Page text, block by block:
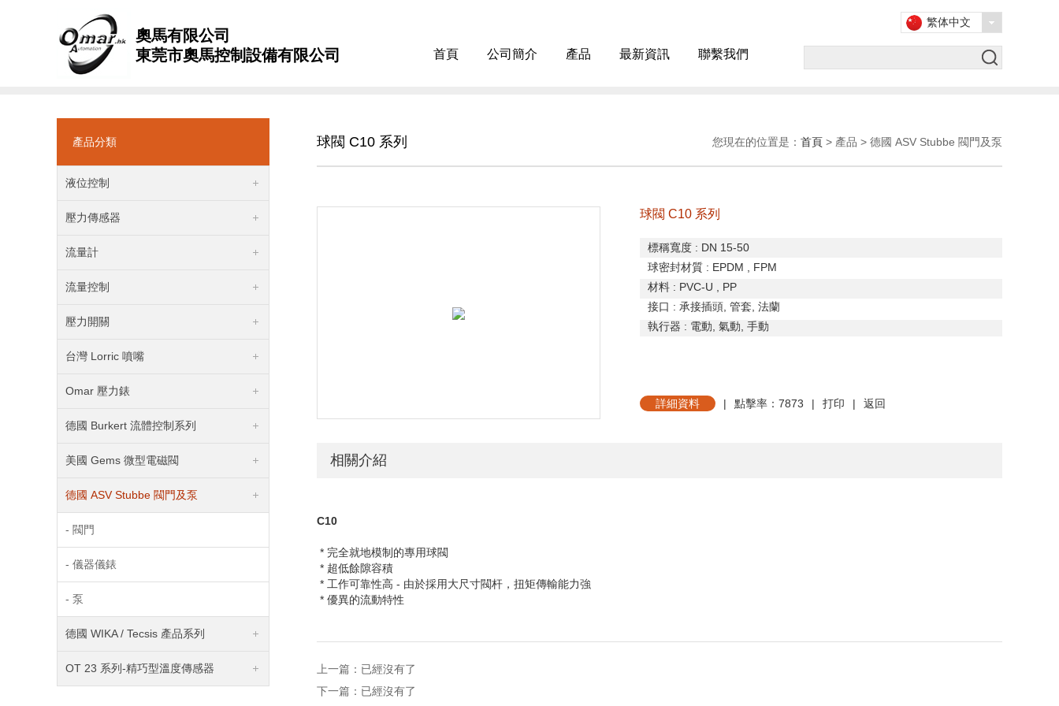
奧馬有限公司
東莞市奧馬控制設備有限公司
首頁 公司簡介 產品 最新資訊 聯繫我們
繁体中文
產品分類
液位控制
壓力傳感器
流量計
流量控制
壓力開關
台灣 Lorric 噴嘴
Omar 壓力錶
德國 Burkert 流體控制系列
美國 Gems 微型電磁閥
德國 ASV Stubbe 閥門及泵
- 閥門
- 儀器儀錶
- 泵
德國 WIKA / Tecsis 產品系列
OT 23 系列-精巧型溫度傳感器
球閥 C10 系列 您現在的位置是： 首頁 > 產品 > 德國 ASV Stubbe 閥門及泵
球閥 C10 系列
標稱寬度 : DN 15-50
球密封材質 : EPDM , FPM
材料 : PVC-U , PP
接口 : 承接插頭 管套 法蘭
執行器 : 電動 氣動 手動
詳細資料 | 點擊率：7873 | 打印 | 返回
相關介紹
C10
* 完全就地模制的專用球閥
* 超低餘隙容積
* 工作可靠性高 - 由於採用大尺寸閥杆，扭矩傳輸能力強
* 優異的流動特性
上一篇：已經沒有了
下一篇：已經沒有了